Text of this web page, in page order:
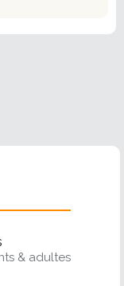
& adultes